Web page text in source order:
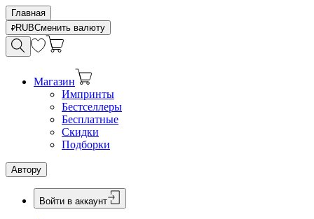
Главная
RUBСменить валюту
Магазин
Импринты
Бестселлеры
Бесплатные
Скидки
Подборки
Автору
Войти в аккаунт